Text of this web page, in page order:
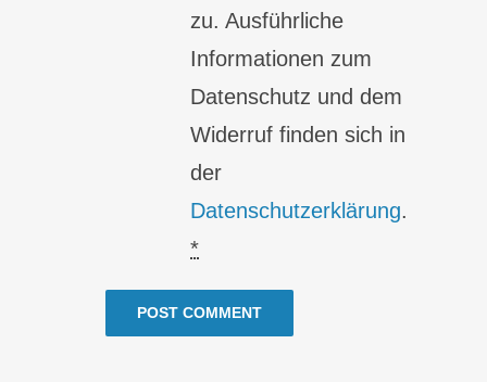
zu. Ausführliche
Informationen zum
Datenschutz und dem
Widerruf finden sich in
der
Datenschutzerklärung.
*